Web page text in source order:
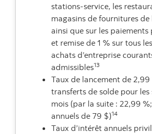
stations-service, les
magasins de fournitures de
ainsi que sur les paiements
et remise de 1 % sur tous
achats d’entreprise
admissibles13
Taux de lancement de 2,99
transferts de solde pour les
mois (par la suite : 22,99
annuels de 79 $)14
Taux d’intérêt annuels